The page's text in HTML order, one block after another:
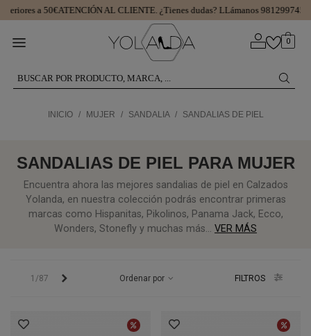
a 50€ ATENCIÓN AL CLIENTE.¿Tienes dudas? LLámanos 98129974515
0
INICIO / MUJER / SANDALIA / SANDALIAS DE PIEL
SANDALIAS DE PIEL PARA MUJER
Encuentra ahora las mejores sandalias de piel en Calzados
Yolanda, en nuestra colección podrás encontrar primeras
marcas como Hispanitas, Pikolinos, Panama Jack, Ecco,
Wonders, Stonefly y muchas más... VER MÁS
FILTROS
Ordenar por
1/87